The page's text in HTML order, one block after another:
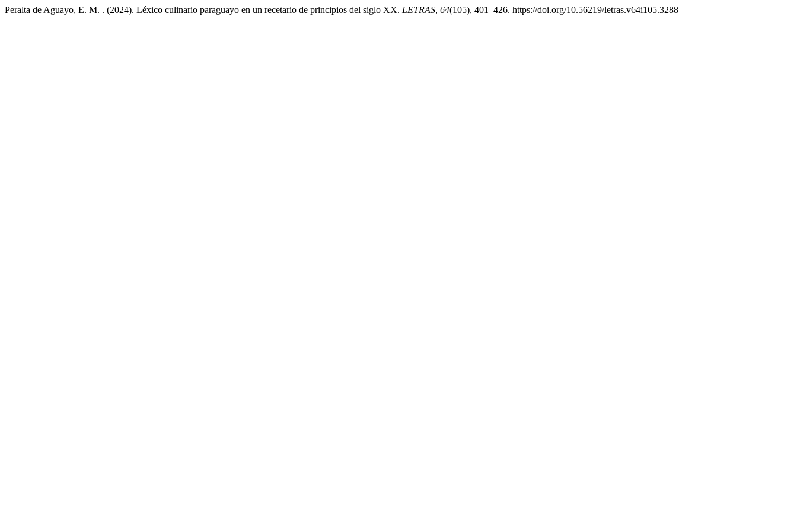
Peralta de Aguayo, E. M. . (2024). Léxico culinario paraguayo en un recetario de principios del siglo XX. LETRAS, 64(105), 401–426. https://doi.org/10.56219/letras.v64i105.3288